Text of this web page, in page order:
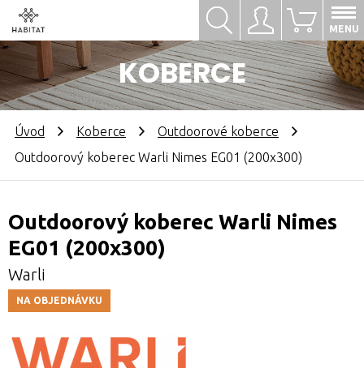
Přihlásit se
KOBERCE
0
MENU
Hledat
Úvod Koberce
Outdoorové koberce
Outdoorový koberec Warli Nimes EG01 (200x300)
Outdoorový koberec Warli Nimes
EG01 (200x300)
Warli
NA OBJEDNÁVKU